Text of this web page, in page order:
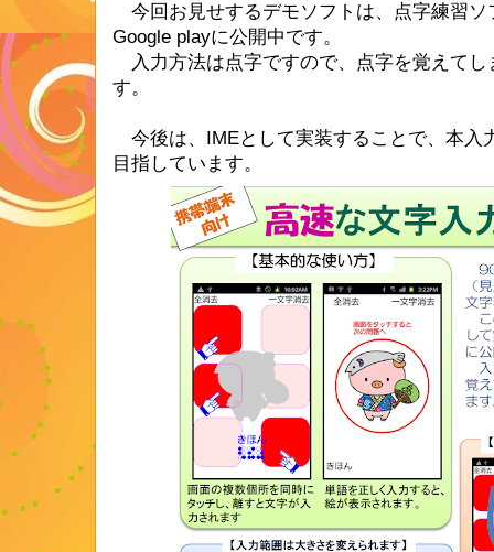
今回お見せするデモソフトは、点字練習ソ
Google playに公開中です。
入力方法は点字ですので、点字を覚えてし
す。
今後は、IMEとして実装することで、本入
目指しています。